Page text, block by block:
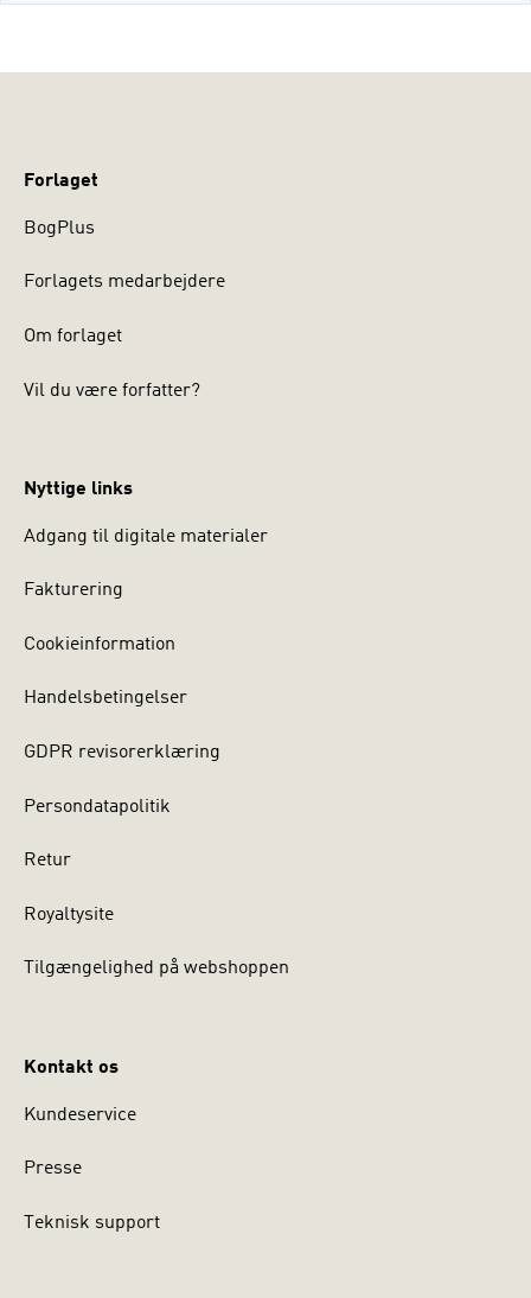
Forlaget
BogPlus
Forlagets medarbejdere
Om forlaget
Vil du være forfatter?
Nyttige links
Adgang til digitale materialer
Fakturering
Cookieinformation
Handelsbetingelser
GDPR revisorerklæring
Persondatapolitik
Retur
Royaltysite
Tilgængelighed på webshoppen
Kontakt os
Kundeservice
Presse
Teknisk support